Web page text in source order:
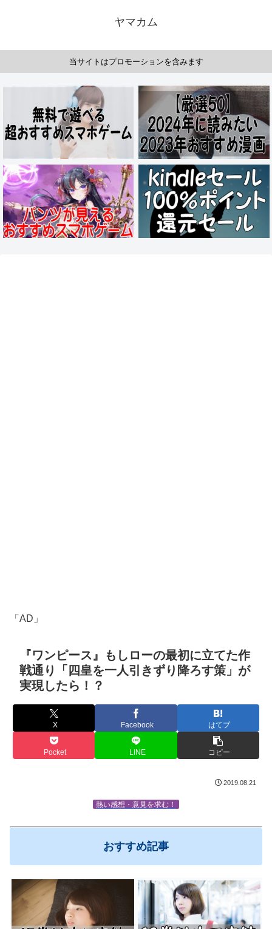
ヤマカム
当サイトはプロモーションを含みます
「AD」
『ワンピース』もしローの最初に立てた作
戦通り「四皇を一人引きずり降ろす策」が
実現したら！？
X Facebook はてブ
Pocket LINE コピー
2019.08.21
熱い感想・意見を求む！
おすすめ記事